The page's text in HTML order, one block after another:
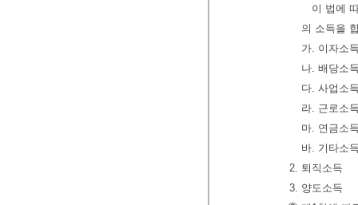
이 법에
의 소득을
가. 이자소
나. 배당소
다. 사업소
라. 근로소
마. 연금소
바. 기타소
2. 퇴직소득
3. 양도소득